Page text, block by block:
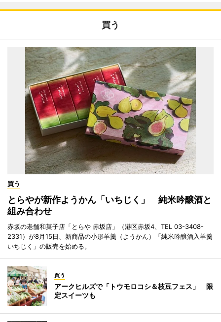
買う
買う
とらやが新作ようかん「いちじく」 純米吟醸酒と
組み合わせ
赤坂の老舗和菓子店「とらや 赤坂店」（港区赤坂4、TEL 03-3408-
2331）が8月15日、新商品の小形羊羹（ようかん）「純米吟醸酒入羊羹
いちじく」の販売を始める。
買う
アークヒルズで「トウモロコシ＆枝豆フェス」 限
定スイーツも